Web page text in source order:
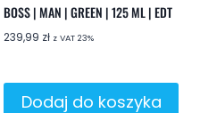
BOSS | MAN | GREEN | 125 ML | EDT
239,99 zł z VAT 23%
Dodaj do koszyka